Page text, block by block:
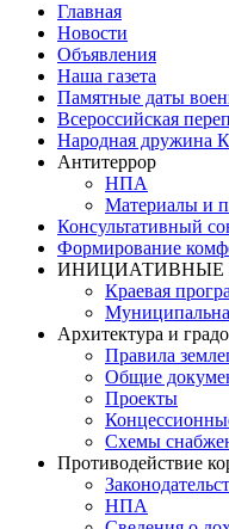
Главная
Новости
Объявления
Наша газета
Памятные даты
Всероссийская
Народная дружина
Антитеррор
НПА
Материалы и
Консультативный
Формирование
ИНИЦИАТИВНЫЕ
Краевая
Архитектура и
Правила
Общие
Проекты
Схемы
Противодействие
НПА